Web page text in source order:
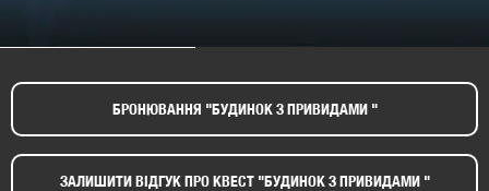
БРОНЮВАННЯ "БУДИНОК З ПРИВИДАМИ "​
ЗАЛИШИТИ ВІДГУК ПРО КВЕСТ "БУДИНОК З ПРИВИДАМИ "​